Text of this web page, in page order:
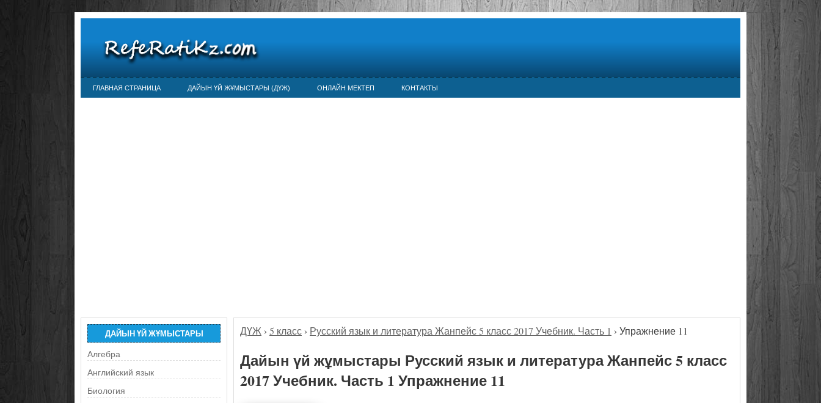
ГЛАВНАЯ СТРАНИЦА ДАЙЫН ҮЙ ЖҰМЫСТАРЫ (ДҮЖ) ОНЛАЙН МЕКТЕП КОНТАКТЫ
ДАЙЫН ҮЙ ЖҰМЫСТАРЫ
Алгебра
Английский язык
Биология
ДҮЖ › 5 класс › Русский язык и литература Жанпейс 5 класс 2017 Учебник. Часть 1 › Упражнение 11
Дайын үй жұмыстары Русский язык и литература Жанпейс 5 класс
2017 Учебник. Часть 1 Упражнение 11